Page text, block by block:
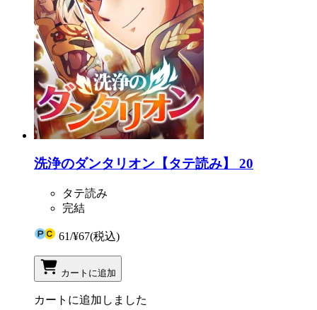
洗浄のダンタリオン【タテ読み】 20
タテ読み
完結
61/¥67(税込)
カートに追加
カートに追加しました